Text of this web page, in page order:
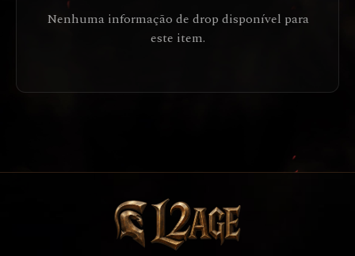
Nenhuma informação de drop disponível para
este item.